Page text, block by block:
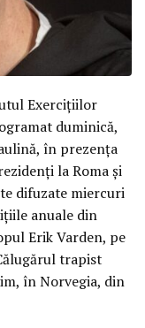
Exercițiilor
duminică,
în prezența
la Roma și
difuzate miercuri
anuale din
Erik Varden, pe
trapist
în Norvegia, din